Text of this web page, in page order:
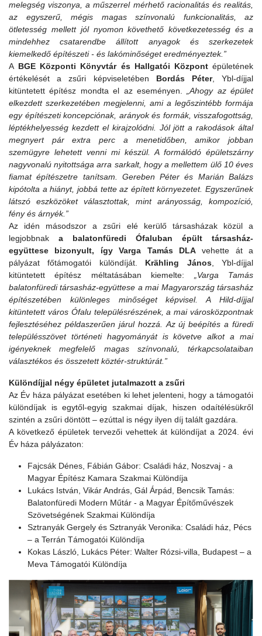
melegség viszonya, a műszerrel mérhető racionalitás és realitás,
az egyszerű, mégis magas színvonalú funkcionalitás, az
ötletesség mellett jól nyomon követhető következetesség és a
mindehhez csatarendbe állított anyagok és szerkezetek
kiemelkedő építészeti - és lakóminőséget eredményeztek.”
A BGE Központi Könyvtár és Hallgatói Központépületének
értékelését a zsűri képviseletében Bordás Péter, Ybl-díjjal
kitüntetett építész mondta el az eseményen.
„Ahogy az épület
elkezdett szerkezetében megjelenni, ami a legőszintébb formája
egy építészeti koncepciónak, arányok és formák, visszafogottság,
léptékhelyesség kezdett el kirajzolódni. Jól jött a rakodások által
megnyert pár extra perc a menetidőben, amikor jobban
szemügyre lehetett venni mi készül. A formálódó épületszárny
nagyvonalú nyitottsága arra sarkalt, hogy a mellettem ülő 10 éves
fiamat építészetre tanítsam
Gereben Péter és Marián Balázs
kipótolta a hiányt, jobbá tette az épített környezetet. Egyszerűnek
látszó eszközöket választottak, mint arányosság, kompozíció,
fény és árnyék. ”
Az idén másodszor a zsűri elé kerülő társasházak közül a
legjobbnak a balatonfüredi Ófaluban épült társasház-
együttese bizonyult, így Varga Tamás DLAvehette át a
pályázat főtámogatói különdíját. Krähling János, Ybl-díjjal
kitüntetett építész méltatásában kiemelte:
Varga Tamás
balatonfüredi társasház-együttese a mai Magyarország társasház
építészetében különleges minőséget képvisel. A Hild-díjjal
kitüntetett város Ófalu településrészének, a mai városközpontnak
fejlesztéséhez példaszerűen járul hozzá
Az új beépítés a füredi
településszövet történeti hagyományát is követve alkot a mai
igényeknek megfelelő magas színvonalú, térkapcsolataiban
választékos és összetett köztér-struktúrát. ”
Különdíjjal négy épületet jutalmazott a zsűri
Az Év háza pályázat esetében ki lehet jelenteni, hogy a támogatói
különdíjak is egytől-egyig szakmai díjak, hiszen odaítélésükről
szintén a zsűri döntött – ezúttal is négy ilyen díj talált gazdára.
A következő épületek tervezői vehettek át különdíjat a 2024. évi
Év háza pályázaton:
Fajcsák Dénes, Fábián Gábor: Családi ház, Noszvaj - a
Magyar Építész Kamara Szakmai Különdíja
Lukács István, Vikár András, Gál Árpád, Bencsik Tamás:
Balatonfüredi Modern Műtár - a Magyar Építőművészek
Szövetségének Szakmai Különdíja
Sztranyák Gergely és Sztranyák Veronika: Családi ház, Pécs
– a Terrán Támogatói Különdíja
Kokas László, Lukács Péter: Walter Rózsi-villa, Budapest – a
Meva Támogatói Különdíja